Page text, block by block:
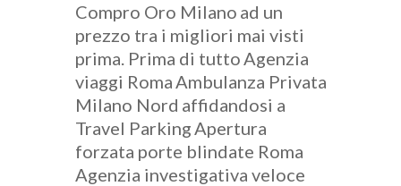
Compro Oro Milano ad un
prezzo tra i migliori mai visti
prima. Prima di tuttoAgenzia
viaggi RomaAmbulanza Privata
Milano Nord affidandosi a
Travel ParkingApertura
forzata porte blindate Roma
Agenzia investigativa veloce